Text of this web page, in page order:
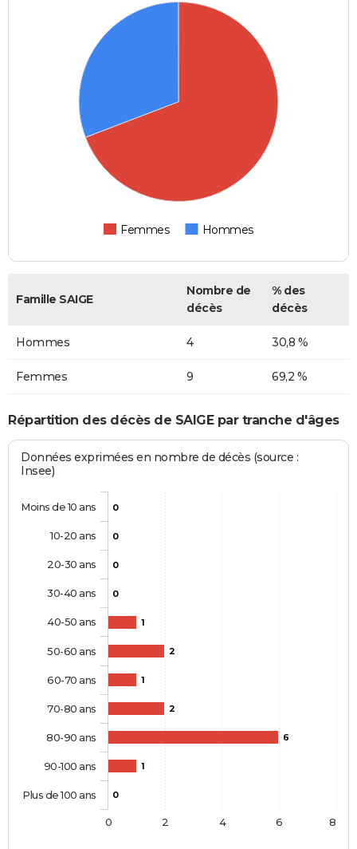
Femmes Hommes
Famille SAIGE
Nombre de
décès
% des
décès
Hommes 4 30,8 %
Femmes 9 69,2 %
Répartition des décès de SAIGE par tranche d'âges
Données exprimées en nombre de décès (source :
Insee)
0
0
0
0
1
2
1
2
6
1
0
Moins de 10 ans
10-20 ans
20-30 ans
30-40 ans
40-50 ans
50-60 ans
60-70 ans
70-80 ans
80-90 ans
90-100 ans
Plus de 100 ans
0 2 4 6 8